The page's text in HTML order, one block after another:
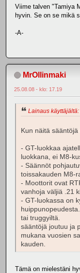
Viime talven "Tamiya
hyvin. Se on se mikä
-A-
MrOllinmaki
25.08.08 - klo: 17.19
Lainaus
Kun näitä
- GT-luokkaa
luokkana, ei M8-
- Säännöt
toissakauden M8-
- Moottorit ovat
vanhoja väljiä .21
- GT-luokassa on
tai truggyiltä.
sääntöjä joutuu ja
mukana vuosien
kauden.
Tämä on mielestäni